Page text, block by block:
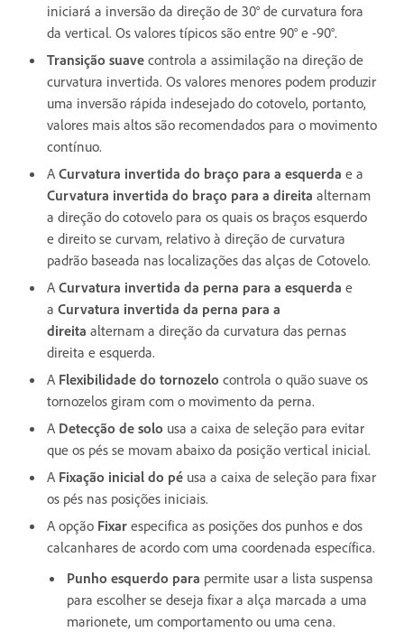
iniciará a inversão da direção de 30° de curvatura fora
da vertical. Os valores típicos são entre 90° e -90°.
Transição suave controla a assimilação na direção de
curvatura invertida. Os valores menores podem produzir
uma inversão rápida indesejado do cotovelo, portanto,
valores mais altos são recomendados para o movimento
contínuo.
A Curvatura invertida do braço para a esquerda e a
Curvatura invertida do braço para a direita alternam
a direção do cotovelo para os quais os braços esquerdo
e direito se curvam, relativo à direção de curvatura
padrão baseada nas localizações das alças de Cotovelo.
A Curvatura invertida da perna para a esquerda e
a Curvatura invertida da perna para a
direita alternam a direção da curvatura das pernas
direita e esquerda.
A Flexibilidade do tornozelo controla o quão suave os
tornozelos giram com o movimento da perna.
A Detecção de solo usa a caixa de seleção para evitar
que os pés se movam abaixo da posição vertical inicial.
A Fixação inicial do pé usa a caixa de seleção para fixar
os pés nas posições iniciais.
A opção Fixar especifica as posições dos punhos e dos
calcanhares de acordo com uma coordenada específica.
Punho esquerdo para permite usar a lista suspensa
para escolher se deseja fixar a alça marcada a uma
marionete, um comportamento ou uma cena.